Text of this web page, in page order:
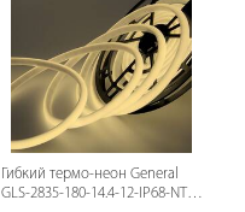
Гибкий термо-неон General
GLS-2835-180-14.4-12-IP68-NTS-